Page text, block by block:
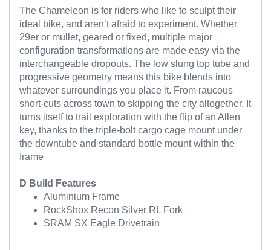
The Chameleon is for riders who like to sculpt their
ideal bike, and aren’t afraid to experiment. Whether
29er or mullet, geared or fixed, multiple major
configuration transformations are made easy via the
interchangeable dropouts. The low slung top tube and
progressive geometry means this bike blends into
whatever surroundings you place it. From raucous
short-cuts across town to skipping the city altogether. It
turns itself to trail exploration with the flip of an Allen
key, thanks to the triple-bolt cargo cage mount under
the downtube and standard bottle mount within the
frame
D Build Features
Aluminium Frame
RockShox Recon Silver RL Fork
SRAM SX Eagle Drivetrain